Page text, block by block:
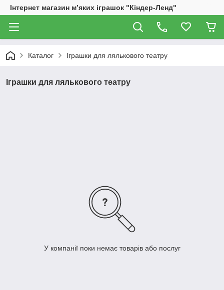
Інтернет магазин м’яких іграшок "Кіндер-Ленд"
Каталог Іграшки для лялькового театру
Іграшки для лялькового театру
У компанії поки немає товарів або послуг